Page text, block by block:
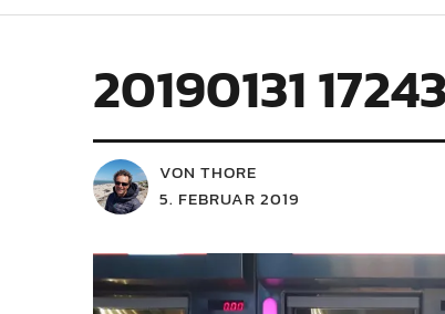
20190131
VON THORE
5. FEBRUAR 2019